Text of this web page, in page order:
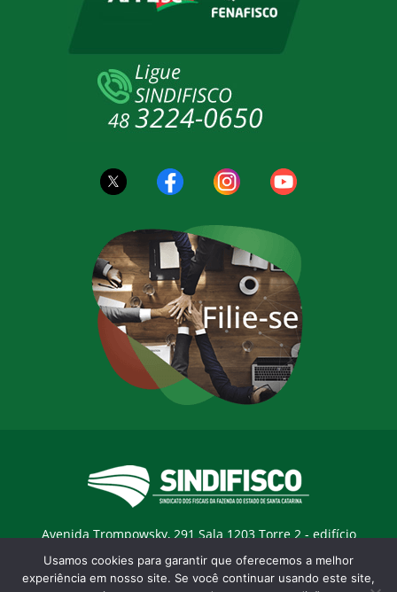
Avenida Trompowsky, 291 Sala 1203 Torre 2 - edifício
Trompowsky Corporate - Centro - Florianopólis / SC - CEP:
88015-300 |E-mail:sindifisco@sindifisco.org.br
Usamos cookies para garantir que oferecemos a melhor
experiência em nosso site. Se você continuar usando este site,